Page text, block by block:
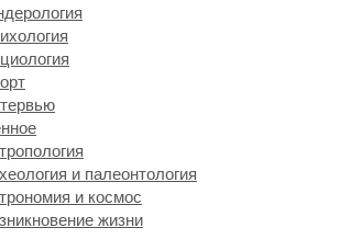
и палеонтология
и космос
жизни